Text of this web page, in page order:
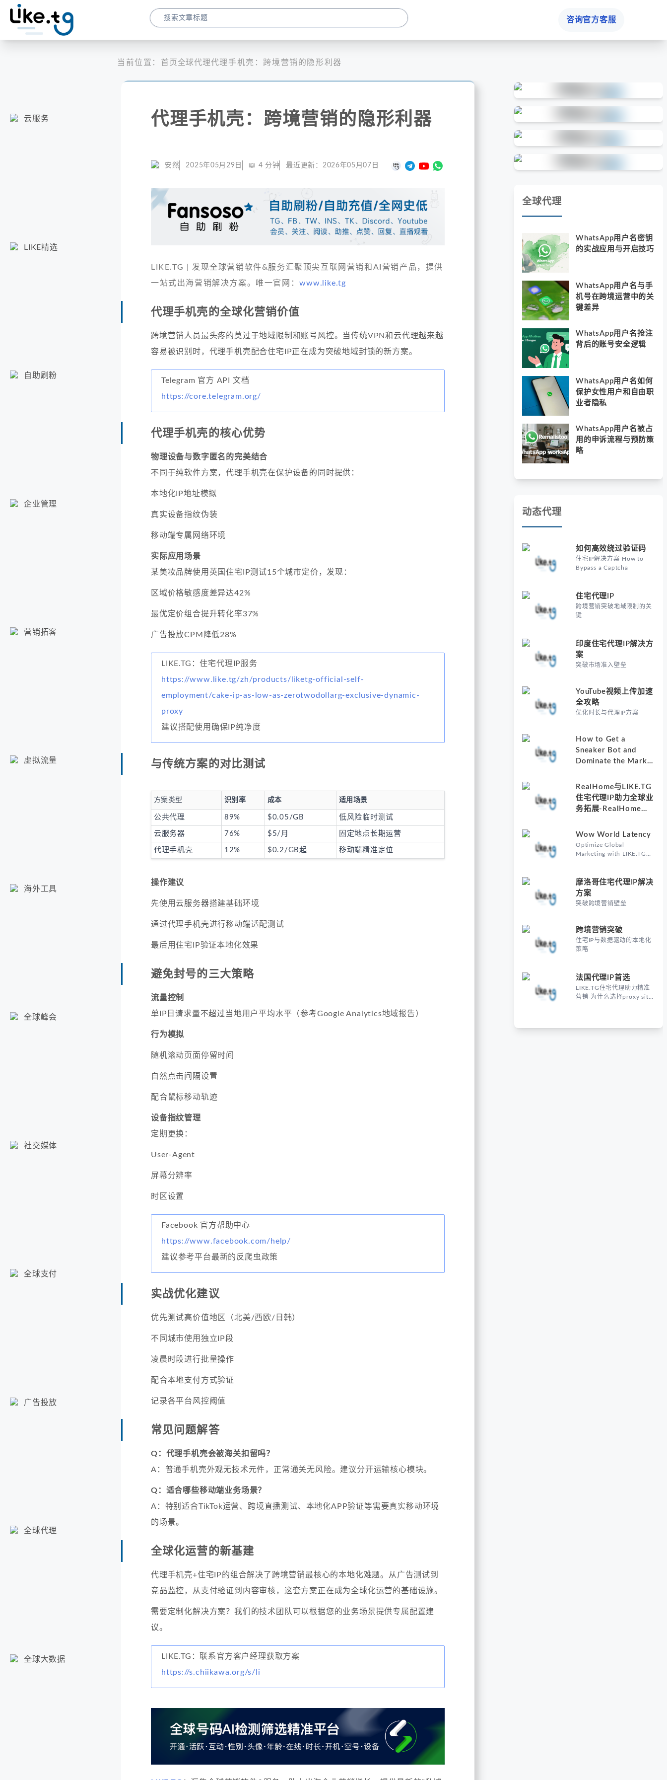
咨询官方客服
云服务
LIKE精选
自助刷粉
企业管理
营销拓客
虚拟流量
海外工具
全球峰会
社交媒体
全球支付
广告投放
全球代理
全球大数据
当前位置： 首页全球代理代理手机壳：跨境营销的隐形利器
代理手机壳：跨境营销的隐形利器
安然 2025年05月29日 📖 4 分钟 最近更新： 2026年05月07日
LIKE.TG | 发现全球营销软件&服务汇聚顶尖互联网营销和AI营销产品，提供
一站式出海营销解决方案。唯一官网：www.like.tg
代理手机壳的全球化营销价值
跨境营销人员最头疼的莫过于地域限制和账号风控。当传统VPN和云代理越来越
容易被识别时，代理手机壳配合住宅IP正在成为突破地域封锁的新方案。
Telegram 官方 API 文档
https://core.telegram.org/
代理手机壳的核心优势
物理设备与数字匿名的完美结合
不同于纯软件方案，代理手机壳在保护设备的同时提供：
本地化IP地址模拟
真实设备指纹伪装
移动端专属网络环境
实际应用场景
某美妆品牌使用英国住宅IP测试15个城市定价，发现：
区域价格敏感度差异达42%
最优定价组合提升转化率37%
广告投放CPM降低28%
LIKE.TG：住宅代理IP服务
https://www.like.tg/zh/products/liketg-official-self-
employment/cake-ip-as-low-as-zerotwodollarg-exclusive-dynamic-
proxy
建议搭配使用确保IP纯净度
与传统方案的对比测试
方案类型 识别率 成本 适用场景
公共代理 89% $0.05/GB 低风险临时测试
云服务器 76% $5/月 固定地点长期运营
代理手机壳 12% $0.2/GB起 移动端精准定位
操作建议
先使用云服务器搭建基础环境
通过代理手机壳进行移动端适配测试
最后用住宅IP验证本地化效果
避免封号的三大策略
流量控制
单IP日请求量不超过当地用户平均水平（参考Google Analytics地域报告）
行为模拟
随机滚动页面停留时间
自然点击间隔设置
配合鼠标移动轨迹
设备指纹管理
定期更换：
User-Agent
屏幕分辨率
时区设置
Facebook 官方帮助中心
https://www.facebook.com/help/
建议参考平台最新的反爬虫政策
实战优化建议
优先测试高价值地区（北美/西欧/日韩）
不同城市使用独立IP段
凌晨时段进行批量操作
配合本地支付方式验证
记录各平台风控阈值
常见问题解答
Q：代理手机壳会被海关扣留吗？
A：普通手机壳外观无技术元件，正常通关无风险。建议分开运输核心模块。
Q：适合哪些移动端业务场景？
A：特别适合TikTok运营、跨境直播测试、本地化APP验证等需要真实移动环境
的场景。
全球化运营的新基建
代理手机壳+住宅IP的组合解决了跨境营销最核心的本地化难题。从广告测试到
竞品监控，从支付验证到内容审核，这套方案正在成为全球化运营的基础设施。
需要定制化解决方案？我们的技术团队可以根据您的业务场景提供专属配置建
议。
LIKE.TG：联系官方客户经理获取方案
https://s.chiikawa.org/s/li
全球代理
WhatsApp用户名密钥
的实战应用与开启技巧
WhatsApp用户名与手
机号在跨境运营中的关
键差异
WhatsApp用户名抢注
背后的账号安全逻辑
WhatsApp用户名如何
保护女性用户和自由职
业者隐私
WhatsApp用户名被占
用的申诉流程与预防策
略
动态代理
如何高效绕过验证码
住宅IP解决方案-How to
Bypass a Captcha
住宅代理IP
跨境营销突破地域限制的关
键
印度住宅代理IP解决方
案
突破市场准入壁垒
YouTube视频上传加速
全攻略
优化时长与代理IP方案
How to Get a
Sneaker Bot and
Dominate the Market
Proxies-Why
Understanding How
to Get a Sneaker Bot
RealHome与LIKE.TG
住宅代理IP助力全球业
务拓展-RealHome
Solutions Inc的核心价
值
Wow World Latency
Optimize Global
Marketing with LIKE.TG
Marketing
摩洛哥住宅代理IP解决
方案
突破跨境营销壁垒
跨境营销突破
住宅IP与数据驱动的本地化
策略
法国代理IP首选
LIKE.TG住宅代理助力精准
营销-为什么选择proxy site